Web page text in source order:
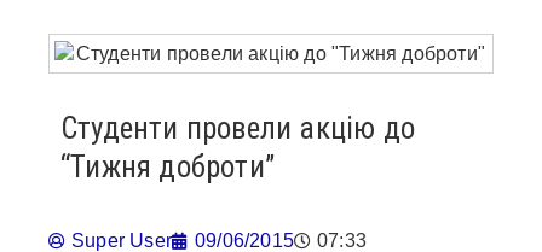
Студенти провели акцію до
“Тижня доброти”
Super User 09/06/2015 07:33